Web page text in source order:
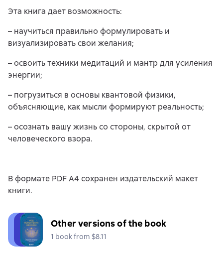
Эта книга дает возможность:
– научиться правильно формулировать и
визуализировать свои желания;
– освоить техники медитаций и мантр для усиления
энергии;
– погрузиться в основы квантовой физики,
объясняющие, как мысли формируют реальность;
– осознать вашу жизнь со стороны, скрытой от
человеческого взора.
В формате PDF A4 сохранен издательский макет
книги.
Other versions of the book
1 book from $8.11